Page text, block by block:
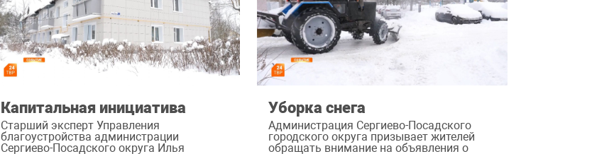
Капитальная инициатива
Старший эксперт Управления
благоустройства администрации
Сергиево-Посадского округа Илья
Уборка снега
Администрация Сергиево-Посадского
городского округа призывает жителей
обращать внимание на объявления о